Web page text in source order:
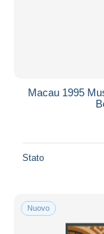
Macau 1995
Stato
Nuovo